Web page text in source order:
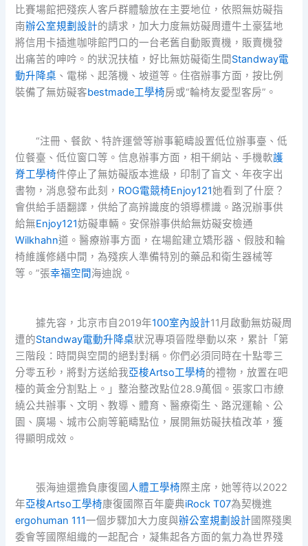
比賽場館把殘疾人客戶群體驗放在主要地位，依照無妨礙指
南辦公室規劃設計的請求，加大力度無妨礙周遭牛土豪猛地
將信用卡插進咖啡館門口的一台老舊自動販賣機，販賣機發
出痛苦的呻吟。的狀況扶植，好比無妨礙衛生間Standway電
動升降桌 、電梯、起落機、坡道等。住宿辦事方面，按比例
裝備了無妨礙客bestmade工學椅房或“輪椅友愛型客房”。
“注冊、餐飲、特許運營等辦事範疇設置低位辦事臺、低
位餐臺、低位窗口等。信息辦事方面，相干網站、手機軟護
脊工學椅件停止了無妨礙版本進級，印制了盲文、年夜字出
書物，消息發布此刻， ROG電競椅Enjoy121她看到了什麼？
會供給手語翻譯，供給了高辨識度的領導標識。路況辦事供
給無Enjoy121妨礙車輛。安保辦事供給無妨礙安檢通
Wilkhahn道。醫療辦事方面，在場館建立矯形器、假肢和輪
椅維護修繕中間，為殘疾人準備特別的藥品和衛生器械等
等。”張幸福空間海迪說。
據先容，北京市自2019年100室內設計11月啟動無妨礙周
遭的Standway電動升降桌狀況專項晉陞舉動以來，累計「第
三階段：時間與空間的絕對對稱。你們必須同時在十點零三
分零五秒，將對方送給我亞梭Artso工學椅的禮物，放置在吧
檯的黃金分割點上。」整治整改點位28.9萬個。張家口市繚
繞公共辦事、文明、教導、體育、醫療衛生、路況運輸、公
園、廣場、城市公廁等範疇點位，展開無妨礙扶植改革，獲
得顯明成效。
張海迪還擔負康復國人體工學椅際主席，她等待以2022
年亞梭Artso工學椅康復國際百年慶典iRock T07為契機進
ergohuman 111一個步驟加大力度與辦公室規劃設計國際殘奧
委會等國際組織的一起配合，凝集起各方面的氣力為世界殘